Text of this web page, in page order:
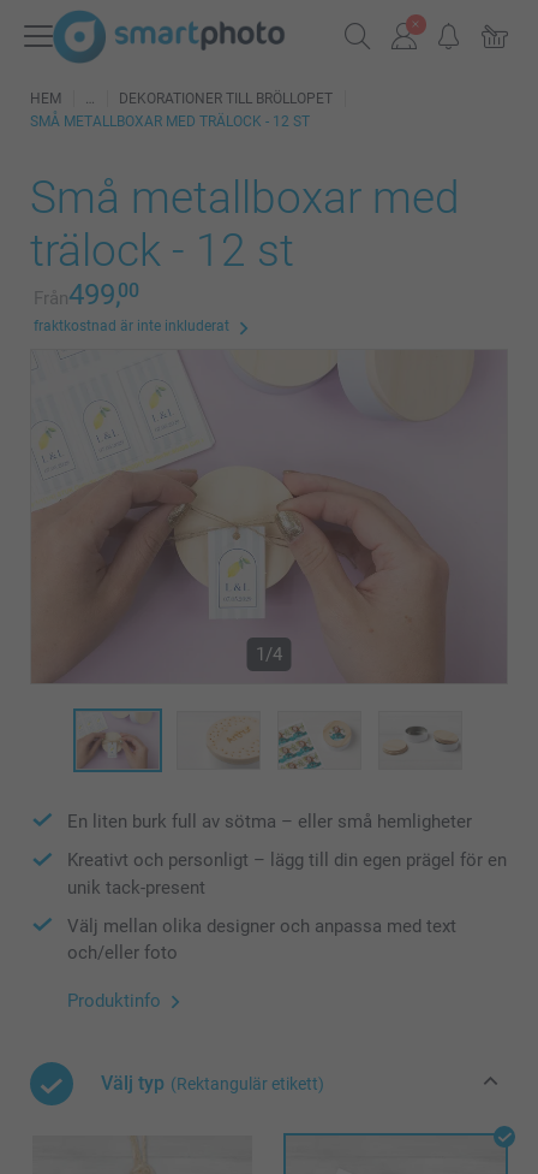
HEM
DEKORATIONER TILL BRÖLLOPET
SMÅ METALLBOXAR MED TRÄLOCK - 12 ST
Små metallboxar med
trälock - 12 st
Från499,00
fraktkostnad är inte inkluderat
1/4
En liten burk full av sötma – eller små hemligheter
Kreativt och personligt – lägg till din egen prägel för en
unik tack-present
Välj mellan olika designer och anpassa med text
och/eller foto
Produktinfo
Välj typ (Rektangulär etikett)